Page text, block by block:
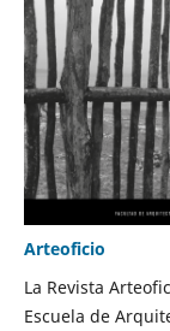
Arteoficio
La Revista
Escuela de